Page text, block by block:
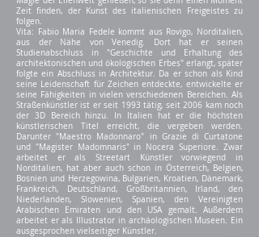
Zeit finden, der Kunst des italienischen Freigeistes zu
folgen.
Vita: Fabio Maria Fedele kommt aus Rovigo, Norditalien,
aus der Nähe von Venedig. Dort hat er seinen
Studienabschluss in "Geschichte und Erhaltung des
architektonischen und ökologischen Erbes" erlangt, später
folgte ein Abschluss in Architektur. Da er schon als Kind
seine Leidenschaft für Zeichen entdeckte, entwickelte er
seine Fähigkeiten in vielen verschiedenen Bereichen. Als
Straßenkünstler ist er seit 1993 tätig, seit 2006 kam noch
der 3D Bereich hinzu. In Italien hat er die höchsten
künstlerischen Titel erreicht, die vergeben werden.
Darunter "Maestro Madonnaro" in Grazie di Curtatone
und "Magister Madomnaris" in Nocera Superiore. Zwar
arbeitet er als Streetart Künstler vorwiegend in
Norditalien, hat aber auch schon in Österreich, Belgien,
Bosnien und Herzegowina, Bulgarien, Kroatien, Dänemark,
Frankreich, Deutschland, Großbritannien, Irland, den
Niederlanden, Slowenien, Spanien, den Vereinigten
Arabischen Emiraten und den USA gemalt. Außerdem
arbeitet er als Illustrator in archäologischen Museen. Ein
ausgesprochen vielseitiger Künstler.